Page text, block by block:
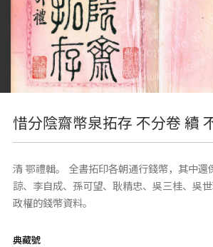
惜分陰齋幣泉拓存 不分卷 續
清 鄂禮輯。 全書拓印各朝通行錢幣，其中還
諒、李自成、孫可望、耿精忠、吳三桂、吳
政權的錢幣資料。
典藏號